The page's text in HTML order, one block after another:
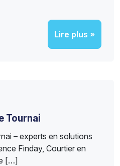
Lire plus »
Tournai
– experts en solutions
Finday, Courtier en
[…]